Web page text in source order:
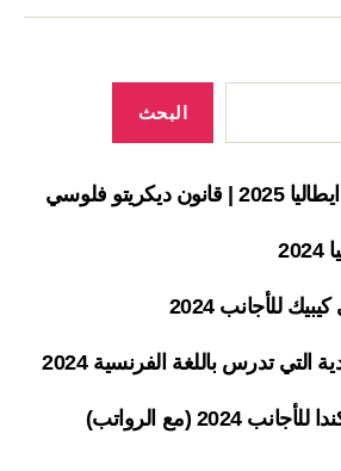
البحث
فلوسي
التي تدرس باللغة الفرنسية 2024
2024 (مع الرواتب)